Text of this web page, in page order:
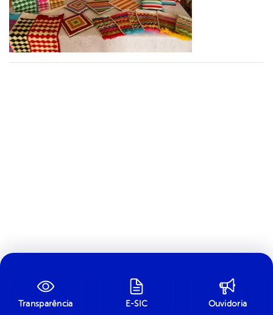
Transparência E-SIC Ouvidoria